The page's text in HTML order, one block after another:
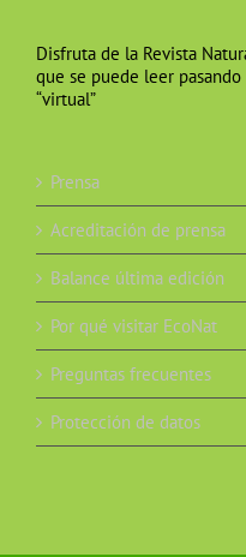
Disfruta de la Revista
que se puede leer
“virtual”
Prensa
Acreditación de prensa
Balance última edición
Por qué visitar EcoNat
Preguntas frecuentes
Protección de datos